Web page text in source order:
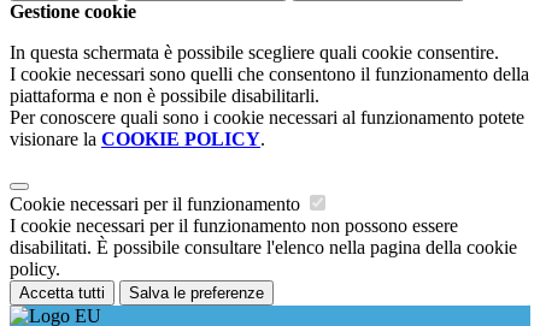
Gestione cookie
In questa schermata è possibile scegliere quali cookie consentire.
I cookie necessari sono quelli che consentono il funzionamento della
piattaforma e non è possibile disabilitarli.
Per conoscere quali sono i cookie necessari al funzionamento potete
visionare la COOKIE POLICY.
Cookie necessari per il funzionamento
I cookie necessari per il funzionamento non possono essere
disabilitati. È possibile consultare l'elenco nella pagina della cookie
policy.
Accetta tutti Salva le preferenze